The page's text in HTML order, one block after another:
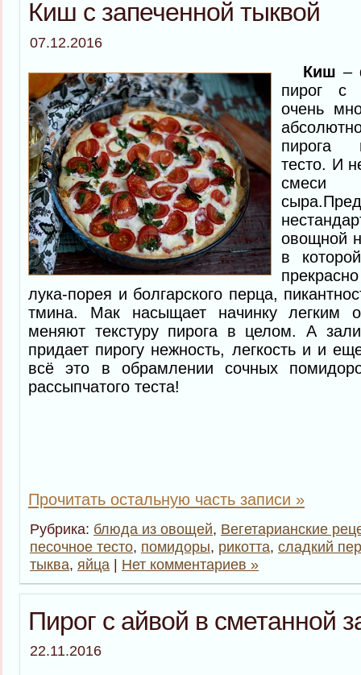
Киш с запеченной тыквой
07.12.2016
Киш –
пирог с
очень
пирога
тесто. И
смеси
овощной
в
лука-порея и болгарского перца,
тмина. Мак насыщает начинку легким
меняют текстуру пирога в целом. А
придает пирогу нежность, легкость и и
всё это в обрамлении сочных
рассыпчатого теста!
Прочитать остальную часть записи »
Рубрика: блюда из овощей, Вегетарианские
песочное тесто, помидоры, рикотта, сладкий
тыква, яйца | Нет комментариев »
Пирог с айвой в сметанной
22.11.2016